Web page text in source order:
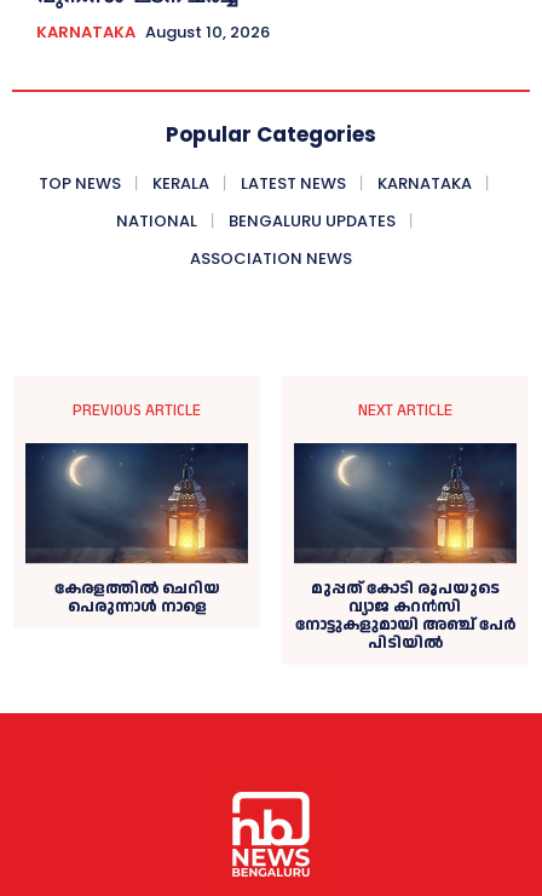
KARNATAKA August 10, 2026
Popular Categories
TOP NEWS KERALA LATEST NEWS
KARNATAKA
NATIONAL
BENGALURU UPDATES
ASSOCIATION NEWS
PREVIOUS ARTICLE
കേരളത്തിൽ ചെറിയ
പെരുന്നാൾ നാളെ
NEXT ARTICLE
മുപ്പത് കോടി രൂപയുടെ
വ്യാജ കറൻസി
നോട്ടുകളുമായി അഞ്ച് പേർ
പിടിയിൽ